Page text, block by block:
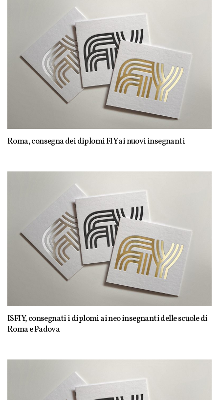
Roma, consegna dei diplomi FIY ai nuovi insegnanti
ISFIY, consegnati i diplomi ai neo insegnanti delle scuole di
Roma e Padova